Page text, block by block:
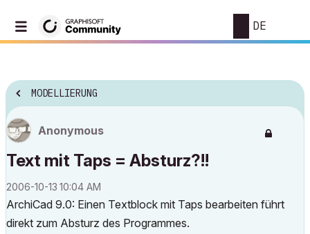
DE
MODELLIERUNG
Anonymous
Text mit Taps = Absturz?!!
‎2006-10-13 10:04 AM
ArchiCad 9.0: Einen Textblock mit Taps bearbeiten führt
direkt zum Absturz des Programmes.